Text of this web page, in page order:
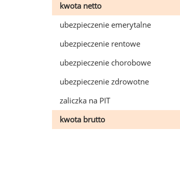
kwota netto
ubezpieczenie emerytalne
ubezpieczenie rentowe
ubezpieczenie chorobowe
ubezpieczenie zdrowotne
zaliczka na PIT
kwota brutto